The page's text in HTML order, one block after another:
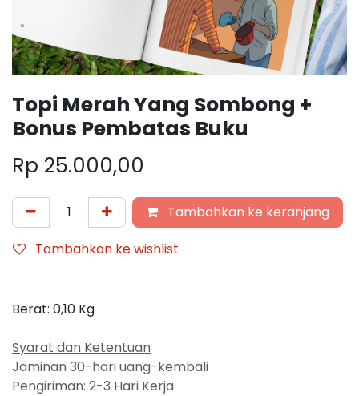
Topi Merah Yang Sombong +
Bonus Pembatas Buku
Rp 25.000,00
Tambahkan ke keranjang
Tambahkan ke wishlist
Berat: 0,10 Kg
Syarat dan Ketentuan
Jaminan 30-hari uang-kembali
Pengiriman: 2-3 Hari Kerja